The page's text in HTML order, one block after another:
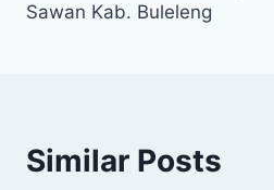
Sawan Kab. Buleleng
Similar Posts